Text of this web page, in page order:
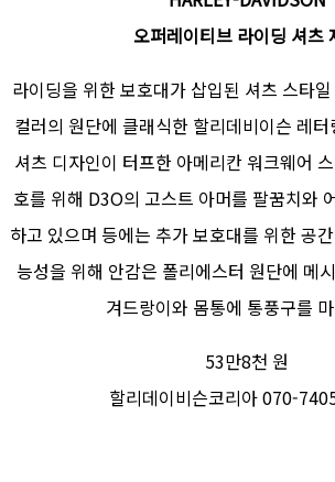
오퍼레이티브 라이딩 셔츠
라이딩을 위한 보호대가 삽입된 셔츠 스타
컬러의 원단에 클래식한 할리데비이슨 레
셔츠 디자인이 터프한 아메리칸 워크웨어
호를 위해 D3O의 고스트 아머를 팔꿈치와
하고 있으며 등에는 추가 보호대를 위한 공
능성을 위해 안감은 폴리에스터 원단에 메
겨드랑이와 몸통에 통풍구를
53만8천 원
할리데이비슨코리아 070-